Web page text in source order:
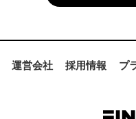
運営会社 採用情報 プ